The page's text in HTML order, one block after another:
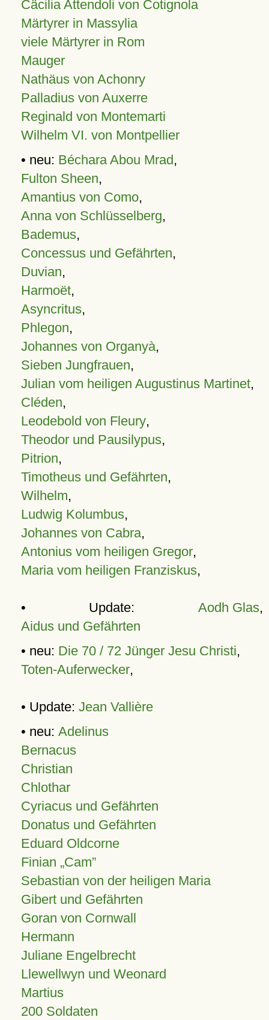
Cäcilia Attendoli von Cotignola
Märtyrer in Massylia
viele Märtyrer in Rom
Mauger
Nathäus von Achonry
Palladius von Auxerre
Reginald von Montemarti
Wilhelm VI. von Montpellier
• neu: Béchara Abou Mrad,
Fulton Sheen,
Amantius von Como,
Anna von Schlüsselberg,
Bademus,
Concessus und Gefährten,
Duvian,
Harmoët,
Asyncritus,
Phlegon,
Johannes von Organyà,
Sieben Jungfrauen,
Julian vom heiligen Augustinus Martinet,
Cléden,
Leodebold von Fleury,
Theodor und Pausilypus,
Pitrion,
Timotheus und Gefährten,
Wilhelm,
Ludwig Kolumbus,
Johannes von Cabra,
Antonius vom heiligen Gregor,
Maria vom heiligen Franziskus,
• Update: Aodh Glas,
Aidus und Gefährten
• neu: Die 70 / 72 Jünger Jesu Christi,
Toten-Auferwecker,
• Update: Jean Vallière
• neu: Adelinus
Bernacus
Christian
Chlothar
Cyriacus und Gefährten
Donatus und Gefährten
Eduard Oldcorne
Finian Cam
Sebastian von der heiligen Maria
Gibert und Gefährten
Goran von Cornwall
Hermann
Juliane Engelbrecht
Llewellwyn und Weonard
Martius
200 Soldaten